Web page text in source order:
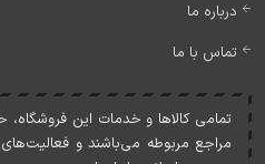
درباره ما
تماس با ما
تمامی کالاها و خدمات اين
مراجع مربوطه می‌باشند و